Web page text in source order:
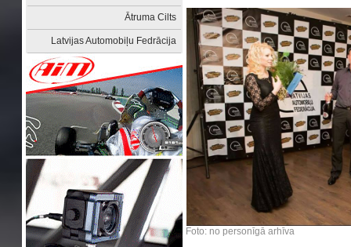
Ātruma Cilts
Latvijas Automobiļu Fedrācija
Foto: no personīgā arhīva